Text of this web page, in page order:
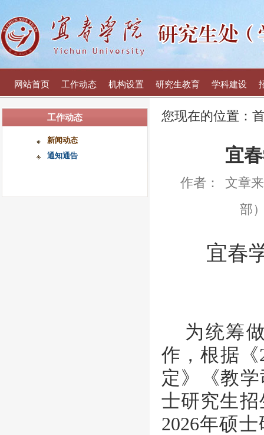
网站首页 工作动态 机构设置 研究生教育 学科建设
工作动态
新闻动态
通知通告
您现在的位置：
宜
作者：
文章
部
宜春
为统筹
作，根据《
定》
《教
士研究生
2026年硕士